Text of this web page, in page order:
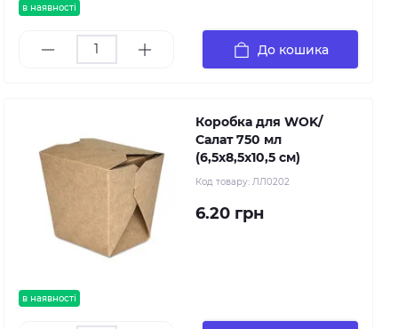
в наявності
До кошика
в наявності
Коробка для WOK/
Салат 750 мл
(6,5х8,5х10,5 см)
Код товару: ЛЛ0202
6.20 грн